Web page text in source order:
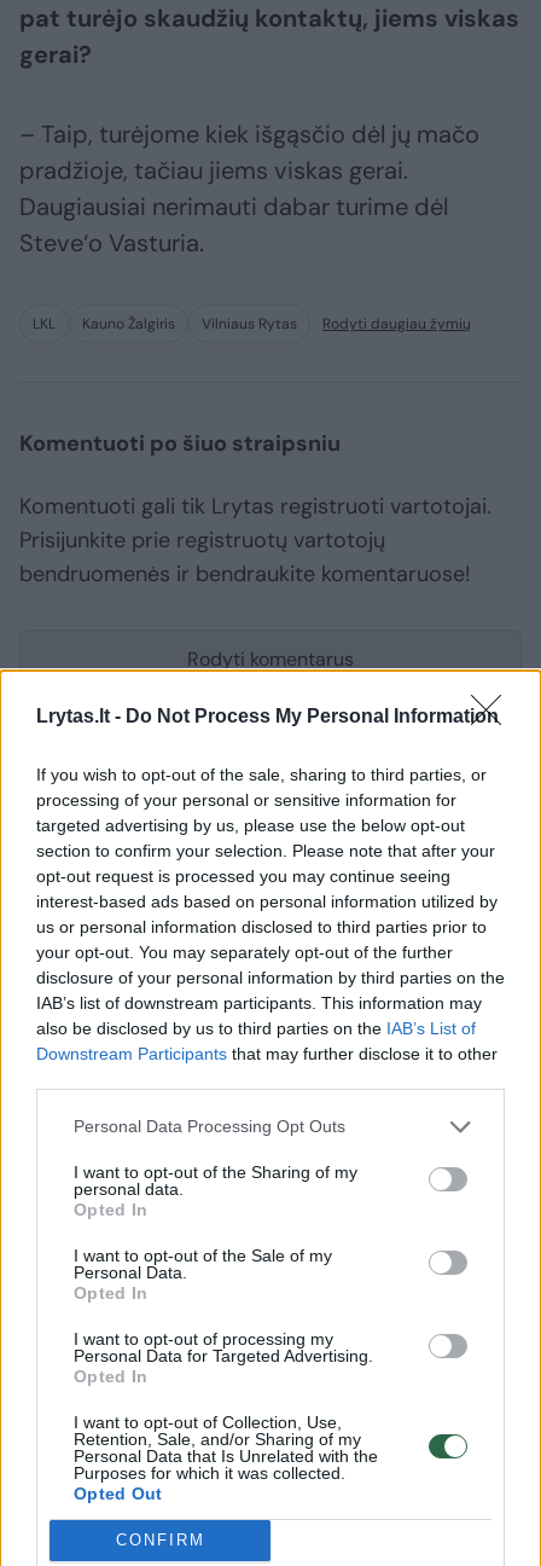
Lrytas.lt - Do Not Process My Personal Information
If you wish to opt-out of the sale, sharing to third parties, or
processing of your personal or sensitive information for
targeted advertising by us, please use the below opt-out
section to confirm your selection. Please note that after your
opt-out request is processed you may continue seeing
interest-based ads based on personal information utilized by
us or personal information disclosed to third parties prior to
your opt-out. You may separately opt-out of the further
disclosure of your personal information by third parties on the
IAB’s list of downstream participants. This information may
also be disclosed by us to third parties on the IAB’s List of
Downstream Participants that may further disclose it to other
Personal Data Processing Opt Outs
I want to opt-out of the Sharing of my
personal data.
Opted In
I want to opt-out of the Sale of my
Personal Data.
Opted In
I want to opt-out of processing my
Personal Data for Targeted Advertising.
Opted In
I want to opt-out of Collection, Use,
Retention, Sale, and/or Sharing of my
Personal Data that Is Unrelated with the
Purposes for which it was collected.
Opted Out
CONFIRM
pat turėjo skaudžių kontaktų, jiems viskas
gerai?
– Taip, turėjome kiek išgąsčio dėl jų mačo
pradžioje, tačiau jiems viskas gerai.
Daugiausiai nerimauti dabar turime dėl
Steve‘o Vasturia.
LKL Kauno Žalgiris Vilniaus Rytas Rodyti daugiau žymių
Komentuoti po šiuo straipsniu
Komentuoti gali tik Lrytas registruoti vartotojai.
Prisijunkite prie registruotų vartotojų
bendruomenės ir bendraukite komentaruose!
Rodyti komentarus
Prisijungti komentatoriams
Rinktinės bėdos – ne tik Lietuvoje:
visiems laikams paliko komandą
Lrytas.lt
Penktadienį buvo oficialiai paskelbtas
Lietuvos vyrų krepšinio rinktinės